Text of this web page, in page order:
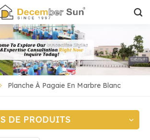
Planche À Pagaie En Marbre Blanc
DE PRODUITS